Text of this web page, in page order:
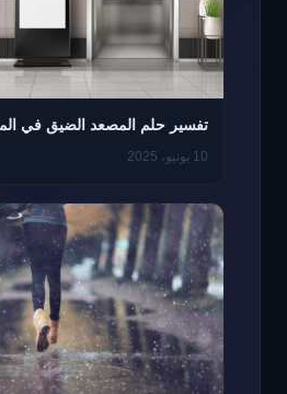
تفسير حلم المصعد الضيق في
10 يونيو، 2025